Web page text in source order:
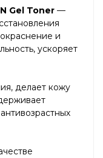
Gel Toner —
и
ускоряет
делает кожу